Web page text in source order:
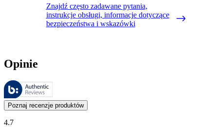
Znajdź często zadawane pytania,
instrukcje obsługi, informacje dotyczące
bezpieczeństwa i wskazówki
Opinie
Recenzje są zarządzane przez Bazaarvoice i są zgodne z polityką
Opinie klientów w postaci ocen produktów i gwiazdek są przydatne
Poznaj recenzje produktów
4.7